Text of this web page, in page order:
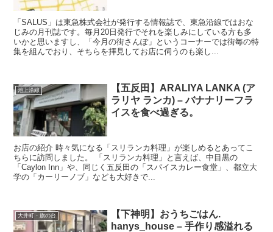
「SALUS」は東急株式会社が発行する情報誌で、東急沿線ではおな
じみの月刊誌です。毎月20日発行でそれを楽しみにしている方も多
いかと思いますし、「今月の街さんぽ」というコーナーでは街毎の特
集を組んでおり、そちらを拝見してお店に伺うのも楽し...
池上沿線
【五反田】ARALIYA LANKA (ア
ラリヤ ランカ) – バナナリーフラ
イスを食べ過ぎる。
お店の紹介 時々気になる「スリランカ料理」が楽しめるとあってこ
ちらに訪問しました。 「スリランカ料理」と言えば、中目黒の
「Caylon Inn」や、同じく五反田の「スパイスカレー食堂」、都立大
学の「カーリーノブ」なども大好きで...
大井町 - 旗の台
【下神明】おうちごはん.
hanys_house –手作り感溢れる